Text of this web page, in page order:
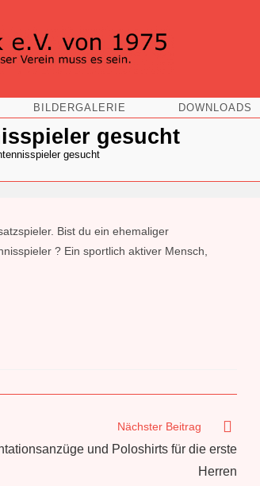
BILDERGALERIE DOWNLOADS
gesucht
gesucht
Bist du ein ehemaliger
? Ein sportlich aktiver Mensch,
Nächster Beitrag
und Poloshirts für die erste
Herren